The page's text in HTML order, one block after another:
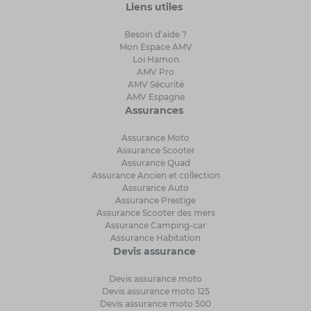
Liens utiles
Besoin d’aide ?
Mon Espace AMV
Loi Hamon
AMV Pro
AMV Sécurité
AMV Espagne
Assurances
Assurance Moto
Assurance Scooter
Assurance Quad
Assurance Ancien et collection
Assurance Auto
Assurance Prestige
Assurance Scooter des mers
Assurance Camping-car
Assurance Habitation
Devis assurance
Devis assurance moto
Devis assurance moto 125
Devis assurance moto 500